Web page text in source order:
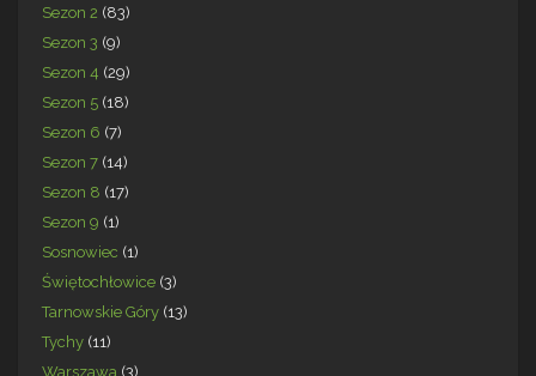
Sezon 2 (83)
Sezon 3 (9)
Sezon 4 (29)
Sezon 5 (18)
Sezon 6 (7)
Sezon 7 (14)
Sezon 8 (17)
Sezon 9 (1)
Sosnowiec (1)
Świętochłowice (3)
Tarnowskie Góry (13)
Tychy (11)
Warszawa (3)